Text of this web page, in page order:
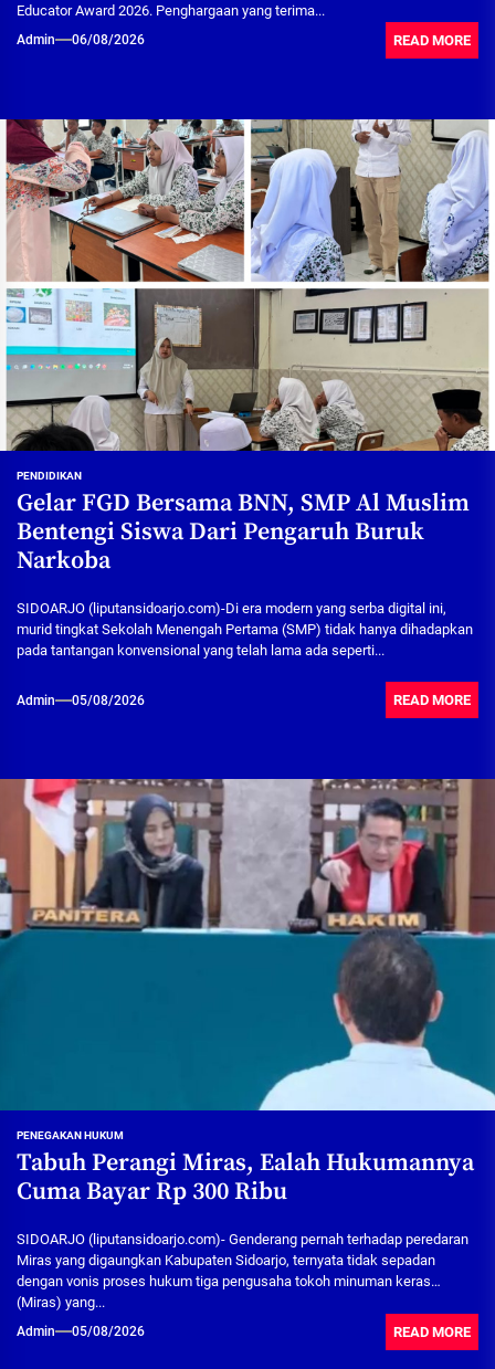
Educator Award 2026. Penghargaan yang terima...
Admin 06/08/2026 READ MORE
PENDIDIKAN
Gelar FGD Bersama BNN, SMP Al Muslim
Bentengi Siswa Dari Pengaruh Buruk
Narkoba
SIDOARJO (liputansidoarjo.com)-Di era modern yang serba digital ini,
murid tingkat Sekolah Menengah Pertama (SMP) tidak hanya dihadapkan
pada tantangan konvensional yang telah lama ada seperti...
Admin 05/08/2026 READ MORE
PENEGAKAN HUKUM
Tabuh Perangi Miras, Ealah Hukumannya
Cuma Bayar Rp 300 Ribu
SIDOARJO (liputansidoarjo.com)- Genderang pernah terhadap peredaran
Miras yang digaungkan Kabupaten Sidoarjo, ternyata tidak sepadan
dengan vonis proses hukum tiga pengusaha tokoh minuman keras
(Miras) yang...
Admin 05/08/2026 READ MORE